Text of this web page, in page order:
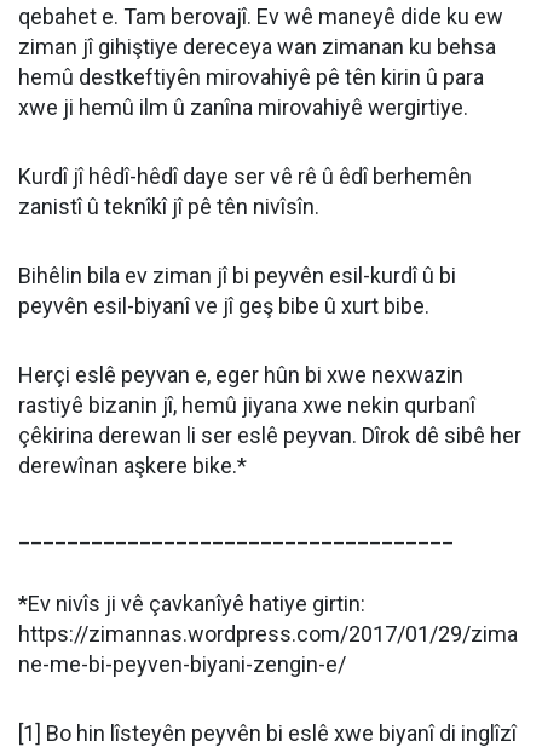
qebahet e. Tam berovajî. Ev wê maneyê dide ku ew
ziman jî gihiştiye dereceya wan zimanan ku behsa
hemû destkeftiyên mirovahiyê pê tên kirin û para
xwe ji hemû ilm û zanîna mirovahiyê wergirtiye.
Kurdî jî hêdî-hêdî daye ser vê rê û êdî berhemên
zanistî û teknîkî jî pê tên nivîsîn.
Bihêlin bila ev ziman jî bi peyvên esil-kurdî û bi
peyvên esil-biyanî ve jî geş bibe û xurt bibe.
Herçi eslê peyvan e, eger hûn bi xwe nexwazin
rastiyê bizanin jî, hemû jiyana xwe nekin qurbanî
çêkirina derewan li ser eslê peyvan. Dîrok dê sibê her
derewînan aşkere bike.*
*Ev nivîs ji vê çavkanîyê hatiye girtin:
https://zimannas.wordpress.com/2017/01/29/zima
ne-me-bi-peyven-biyani-zengin-e/
[1] Bo hin lîsteyên peyvên bi eslê xwe biyanî di inglîzî